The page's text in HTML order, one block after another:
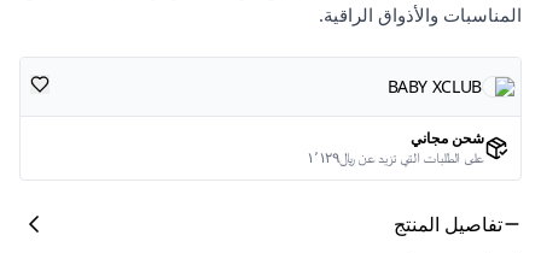
المناسبات والأذواق الراقية.
BABY XCLUB
شحن مجاني
على الطلبات التي تزيد عن ﷼١٬١٢٩
تفاصيل المنتج